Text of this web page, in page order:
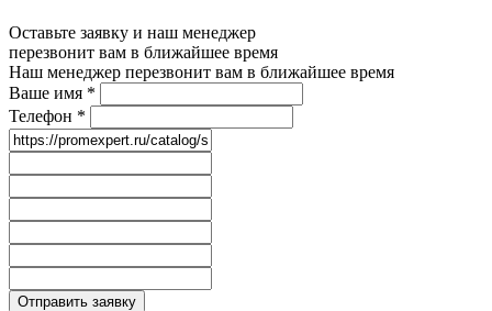
Оставьте заявку и наш менеджер
перезвонит вам в ближайшее время
Наш менеджер перезвонит вам в ближайшее время
Ваше имя *
Телефон *
Отправить заявку